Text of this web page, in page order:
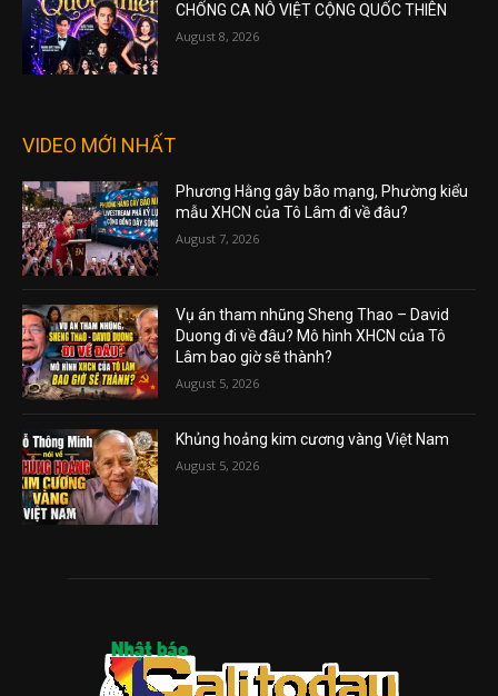
CHỐNG CA NÔ VIỆT CỘNG QUỐC THIÊN
August 8, 2026
VIDEO MỚI NHẤT
Phương Hằng gây bão mạng, Phường kiểu
mẫu XHCN của Tô Lâm đi về đâu?
August 7, 2026
Vụ án tham nhũng Sheng Thao – David
Duong đi về đâu? Mô hình XHCN của Tô
Lâm bao giờ sẽ thành?
August 5, 2026
Khủng hoảng kim cương vàng Việt Nam
August 5, 2026